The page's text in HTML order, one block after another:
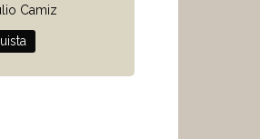
Camiz